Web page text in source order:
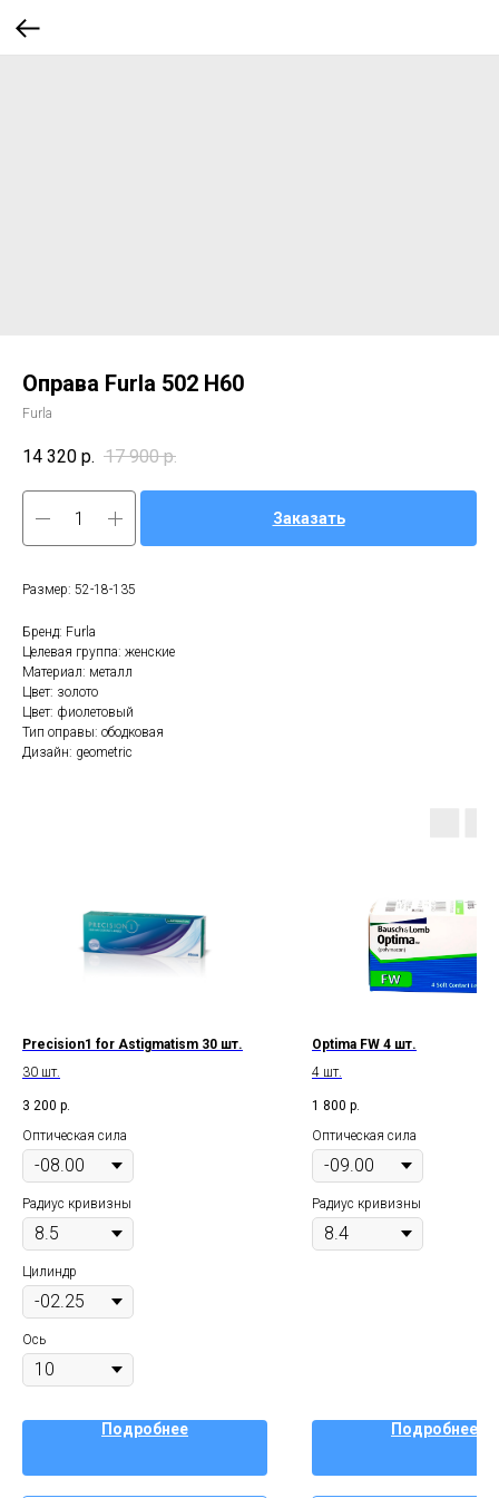
Оправа Furla 502 H60
Furla
14 320 р. 17 900 р.
Заказать
Размер: 52-18-135
Бренд: Furla
Целевая группа: женские
Материал: металл
Цвет: золото
Цвет: фиолетовый
Тип оправы: ободковая
Дизайн: geometric
Precision1 for Astigmatism 30 шт.
30 шт.
3 200 р.
Оптическая сила
Радиус кривизны
Цилиндр
Ось
Подробнее
Optima FW 4 шт.
4 шт.
1 800 р.
Оптическая сила
Радиус кривизны
Подробнее